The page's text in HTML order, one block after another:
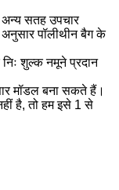
अन्य सतह उपचार
पॉलीथीन बैग के
शुल्क नमूने प्रदान
मॉडल बना सकते हैं।
है, तो हम इसे 1 से